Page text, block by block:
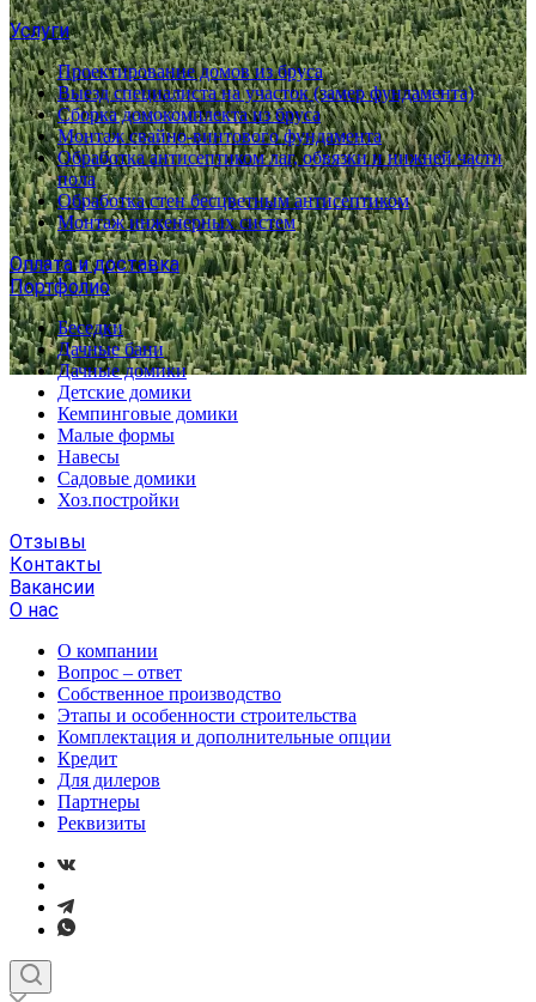
Услуги
Проектирование домов из бруса
Выезд специалиста на участок (замер фундамента)
Сборка домокомплекта из бруса
Монтаж свайно-винтового фундамента
Обработка антисептиком лаг, обвязки и нижней части
пола
Обработка стен бесцветным антисептиком
Монтаж инженерных систем
Оплата и доставка
Портфолио
Беседки
Дачные бани
Дачные домики
Детские домики
Кемпинговые домики
Малые формы
Навесы
Садовые домики
Хоз.постройки
Отзывы
Контакты
Вакансии
О нас
О компании
Вопрос – ответ
Собственное производство
Этапы и особенности строительства
Комплектация и дополнительные опции
Кредит
Для дилеров
Партнеры
Реквизиты